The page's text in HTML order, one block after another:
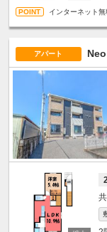
インターネット
アパート